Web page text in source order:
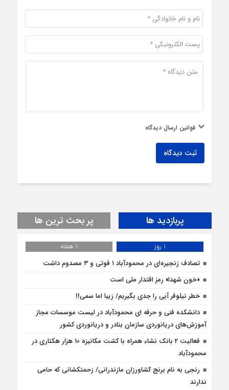
قوانین ارسال دیدگاه
ثبت دیدگاه
پربازدید ها پر بحث ترین ها
1 روز
1 هفته
تصادف زنجیره‌ای در محمودآباد ۱ فوتی و ۳ مصدوم داشت
«خون شهدا» رمز اقتدار ملی است
خطر نیلوفر آبی را جدی بگیریم/ زیبا اما سمی!!
دانشکده فنی و حرفه ای محمودآباد در لیست موسسات مجاز
آموزش‌های دریانوردی سازمان بنادر و دریانوردی کشور
فعالیت 2 بانک نشاء همراه با کشت مکانیزه 10 هزار هکتاری در
محمودآباد
رنجی به نام برنج کشاورزان مازندرانی/ زحمتکشانی که حامی
ندارند